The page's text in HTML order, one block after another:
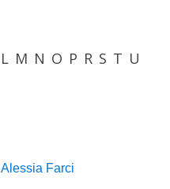
L M N O P R S T U
Alessia Farci